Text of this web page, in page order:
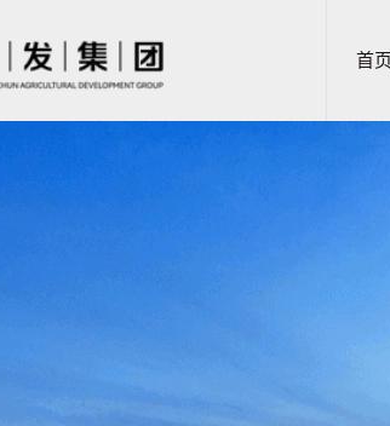
首页